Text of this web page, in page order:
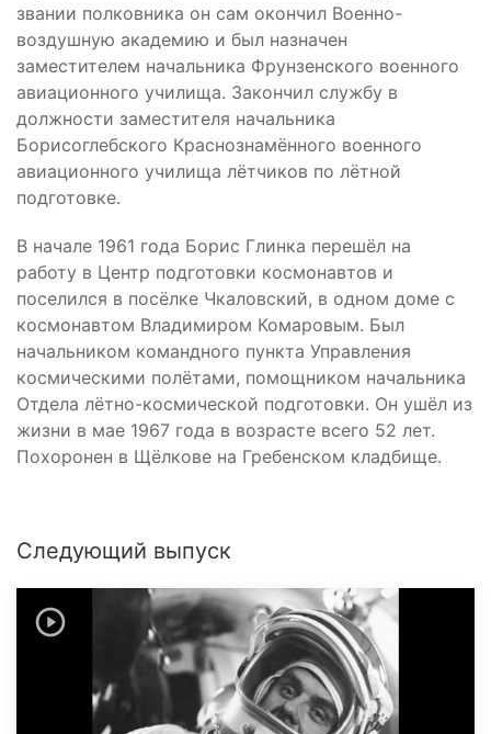
звании полковника он сам окончил Военно-
воздушную академию и был назначен
заместителем начальника Фрунзенского военного
авиационного училища. Закончил службу в
должности заместителя начальника
Борисоглебского Краснознамённого военного
авиационного училища лётчиков по лётной
подготовке.
В начале 1961 года Борис Глинка перешёл на
работу в Центр подготовки космонавтов и
поселился в посёлке Чкаловский, в одном доме с
космонавтом Владимиром Комаровым. Был
начальником командного пункта Управления
космическими полётами, помощником начальника
Отдела лётно-космической подготовки. Он ушёл из
жизни в мае 1967 года в возрасте всего 52 лет.
Похоронен в Щёлкове на Гребенском кладбище.
Следующий выпуск